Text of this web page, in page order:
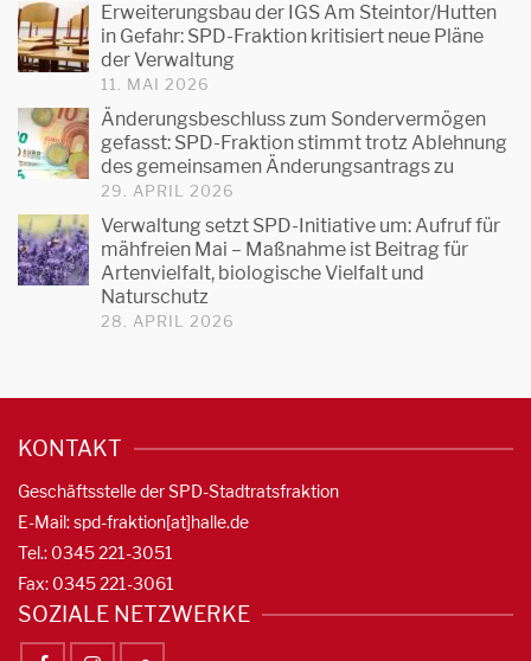
Erweiterungsbau der IGS Am Steintor/Hutten
in Gefahr: SPD-Fraktion kritisiert neue Pläne
der Verwaltung
11. MAI 2026
Änderungsbeschluss zum Sondervermögen
gefasst: SPD-Fraktion stimmt trotz Ablehnung
des gemeinsamen Änderungsantrags zu
29. APRIL 2026
Verwaltung setzt SPD-Initiative um: Aufruf für
mähfreien Mai – Maßnahme ist Beitrag für
Artenvielfalt, biologische Vielfalt und
Naturschutz
28. APRIL 2026
KONTAKT
Geschäftsstelle der SPD-Stadtratsfraktion
E-Mail: spd-fraktion[at]halle.de
Tel.: 0345 221-3051
Fax: 0345 221-3061
SOZIALE NETZWERKE